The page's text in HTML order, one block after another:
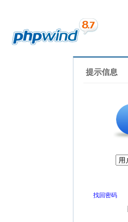
提示信息
找回密码